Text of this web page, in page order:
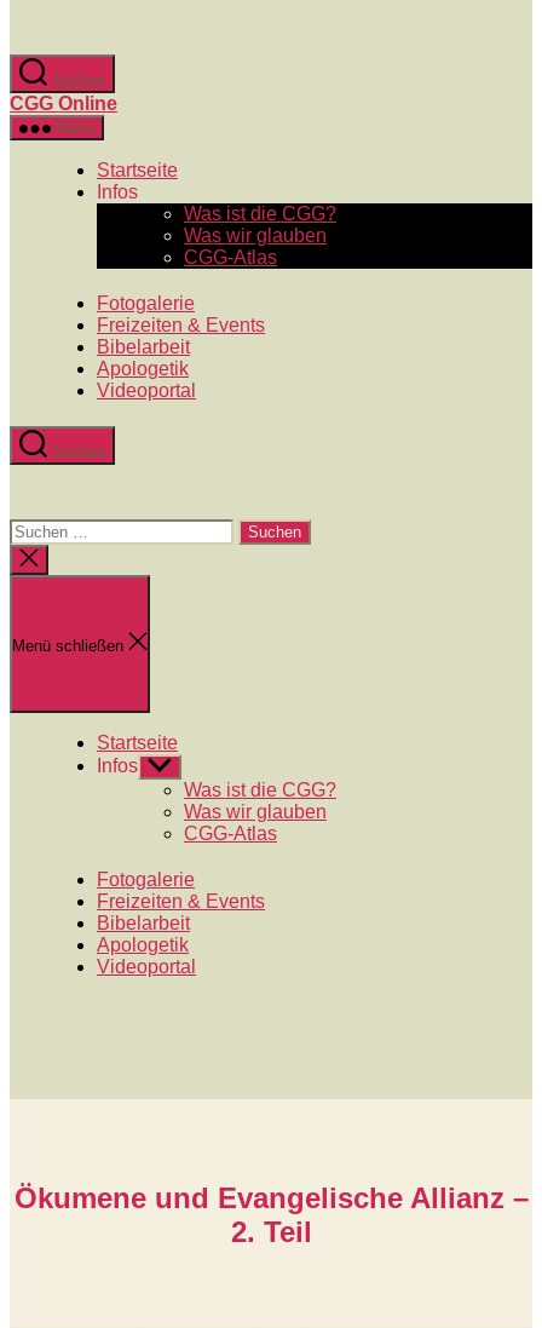
springen
Suchen
CGG Online
Menü
Startseite
Infos
Was ist die CGG?
Was wir glauben
CGG-Atlas
Fotogalerie
Freizeiten & Events
Bibelarbeit
Apologetik
Videoportal
Suchen
Suchen
nach:
Suche
schließen
Menü schließen
Startseite
Infos Untermenü
anzeigenWas ist die CGG?
Was wir glauben
CGG-Atlas
Fotogalerie
Freizeiten & Events
Bibelarbeit
Apologetik
Videoportal
Ökumene und Evangelische Allianz –
2. Teil